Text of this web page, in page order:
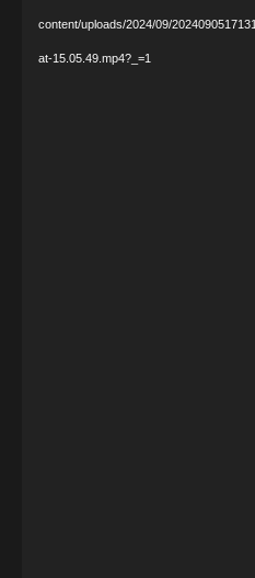
content/uploads/2024/09/
at-15.05.49.mp4?_=1